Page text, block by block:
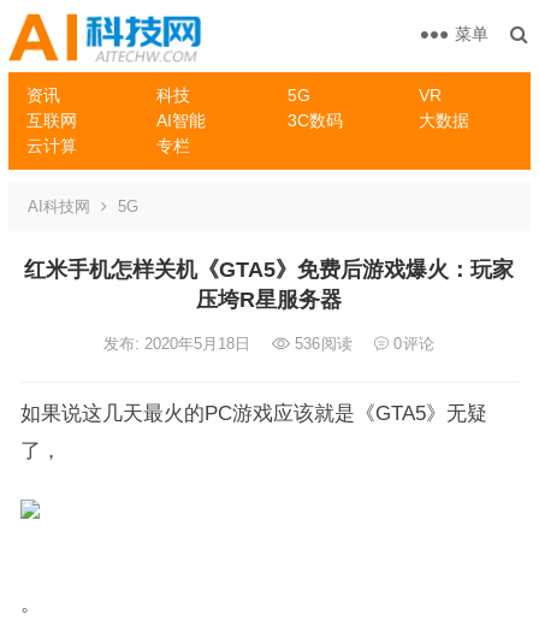
资讯 科技 5G
VR
互联网
AI智能 3C数码
大数据
云计算
专栏
菜单
AI科技网 5G
红米手机怎样关机《GTA5》免费后游戏爆火：玩家
压垮R星服务器
发布: 2020年5月18日 536阅读 0评论
如果说这几天最火的PC游戏应该就是《GTA5》无疑
了，
。